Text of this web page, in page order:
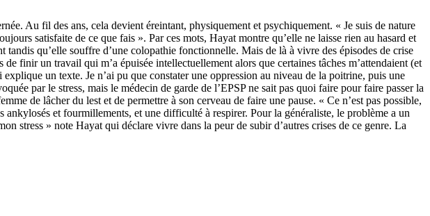
Au fil des ans, cela devient éreintant, physiquement et psychiquement. « Je suis de nature
satisfaite de ce que fais ». Par ces mots, Hayat montre qu’elle ne laisse rien au hasard et
tandis qu’elle souffre d’une colopathie fonctionnelle. Mais de là à vivre des épisodes de crise
finir un travail qui m’a épuisée intellectuellement alors que certaines tâches m’attendaient (et
un texte. Je n’ai pu que constater une oppression au niveau de la poitrine, puis une
par le stress, mais le médecin de garde de l’EPSP ne sait pas quoi faire pour faire passer la
de lâcher du lest et de permettre à son cerveau de faire une pause. « Ce n’est pas possible,
et fourmillements, et une difficulté à respirer. Pour la généraliste, le problème a un
stress » note Hayat qui déclare vivre dans la peur de subir d’autres crises de ce genre. La